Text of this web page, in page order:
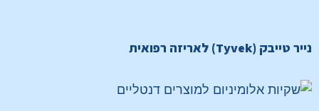
נייר טייבק (Tyvek) לאריזה רפואית